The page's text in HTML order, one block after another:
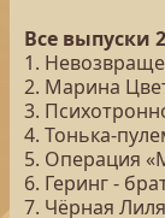
Все выпуски
1.
2. Марина
3.
4. Тонька-
5. Операция
6. Геринг -
7. Чёрная